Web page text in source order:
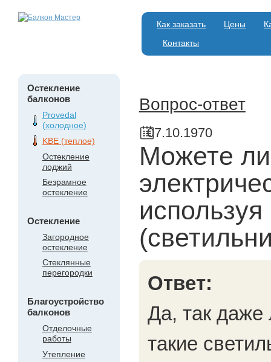
Как заказать Цены
Контакты
Остекление
балконов
Provedal
(холодное)
KBE (теплое)
Остекление
лоджий
Безрамное
остекление
Остекление
Загородное
остекление
Стеклянные
перегородки
Благоустройство
балконов
Отделочные
работы
Утепление
Вопрос-ответ
07.10.1970
Можете
Ответ:
Да, так
такие